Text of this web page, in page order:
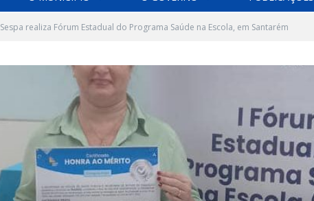
Sespa realiza Fórum Estadual do Programa Saúde na Escola, em Santarém